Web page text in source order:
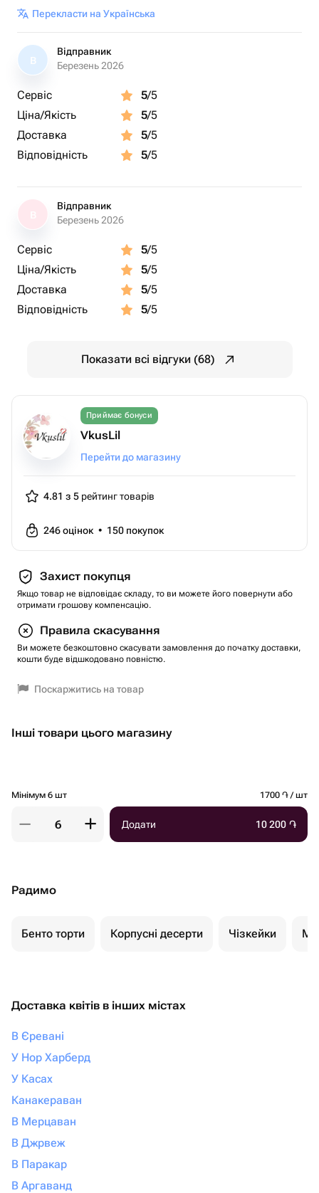
Перекласти на Українська
В
Відправник
Березень 2026
Сервіс 5/5
Ціна/Якість
5/5
Доставка
5/5
Відповідність
5/5
Відправник
Березень 2026
Сервіс 5/5
Ціна/Якість
5/5
Доставка
5/5
Відповідність
5/5
Показати всі відгуки (68)
Приймає бонуси
VkusLil
Перейти до магазину
4.81 з 5 рейтинг товарів
246оцінок • 150 покупок
Захист покупця
Якщо товар не відповідає складу, то ви можете його повернути або
отримати грошову компенсацію.
Правила скасування
Ви можете безкоштовно скасувати замовлення до початку доставки,
кошти буде відшкодовано повністю.
Поскаржитись на товар
Інші товари цього магазину
Мінімум 6 шт 1700 ֏ / шт
Додати 10 200 ֏
Радимо
Бенто торти Корпусні десерти Чізкейки
Доставка квітів в інших містах
В Єревані
У Нор Харберд
У Касах
Канакераван
В Мерцаван
В Джрвеж
В Паракар
В Аргаванд